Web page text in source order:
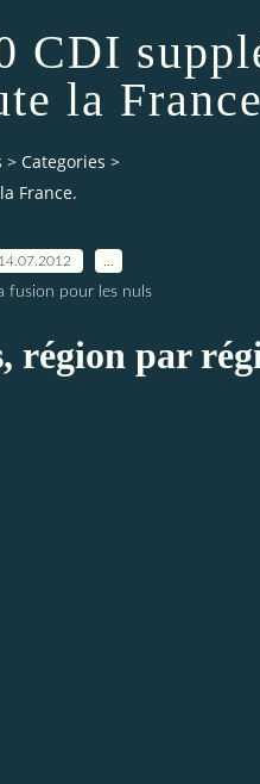
CDI
la
> Categories >
France.
14.07.2012
fusion pour les nuls
région par